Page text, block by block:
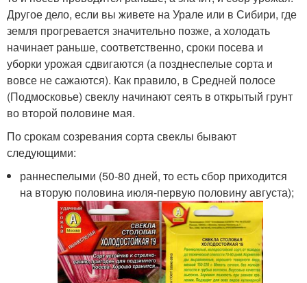
Другое дело, если вы живете на Урале или в Сибири, где
земля прогревается значительно позже, а холодать
начинает раньше, соответственно, сроки посева и
уборки урожая сдвигаются (а позднеспелые сорта и
вовсе не сажаются). Как правило, в Средней полосе
(Подмосковье) свеклу начинают сеять в открытый грунт
во второй половине мая.
По срокам созревания сорта свеклы бывают
следующими:
раннеспелыми (50-80 дней, то есть сбор приходится
на вторую половина июля-первую половину августа);